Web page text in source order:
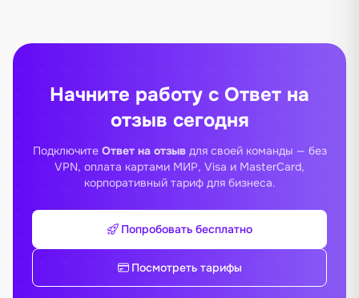
Начните работу с Ответ на
отзыв сегодня
Подключите Ответ на отзывдля своей команды — без
VPN, оплата картами МИР, Visa и MasterCard,
корпоративный тариф для бизнеса.
Попробовать бесплатно
Посмотреть тарифы